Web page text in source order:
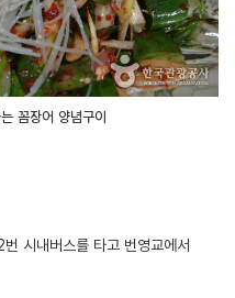
꼼장어 양념구이
시내버스를 타고 번영교에서